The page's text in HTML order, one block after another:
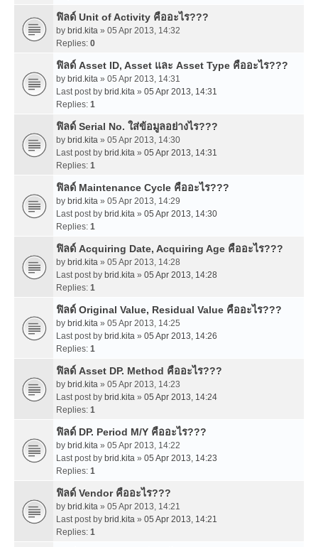
ฟิลด์ Unit of Activity คืออะไร???
by brid.kita » 05 Apr 2013, 14:32
Replies: 0
ฟิลด์ Asset ID, Asset และ Asset Type คืออะไร???
by brid.kita » 05 Apr 2013, 14:31
Last post by brid.kita » 05 Apr 2013, 14:31
Replies: 1
ฟิลด์ Serial No. ใส่ข้อมูลอย่างไร???
by brid.kita » 05 Apr 2013, 14:30
Last post by brid.kita » 05 Apr 2013, 14:31
Replies: 1
ฟิลด์ Maintenance Cycle คืออะไร???
by brid.kita » 05 Apr 2013, 14:29
Last post by brid.kita » 05 Apr 2013, 14:30
Replies: 1
ฟิลด์ Acquiring Date, Acquiring Age คืออะไร???
by brid.kita » 05 Apr 2013, 14:28
Last post by brid.kita » 05 Apr 2013, 14:28
Replies: 1
ฟิลด์ Original Value, Residual Value คืออะไร???
by brid.kita » 05 Apr 2013, 14:25
Last post by brid.kita » 05 Apr 2013, 14:26
Replies: 1
ฟิลด์ Asset DP. Method คืออะไร???
by brid.kita » 05 Apr 2013, 14:23
Last post by brid.kita » 05 Apr 2013, 14:24
Replies: 1
ฟิลด์ DP. Period M/Y คืออะไร???
by brid.kita » 05 Apr 2013, 14:22
Last post by brid.kita » 05 Apr 2013, 14:23
Replies: 1
ฟิลด์ Vendor คืออะไร???
by brid.kita » 05 Apr 2013, 14:21
Last post by brid.kita » 05 Apr 2013, 14:21
Replies: 1